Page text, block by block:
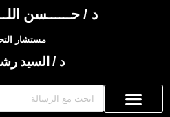
د / حــــــسن
مستشار
د / السيد